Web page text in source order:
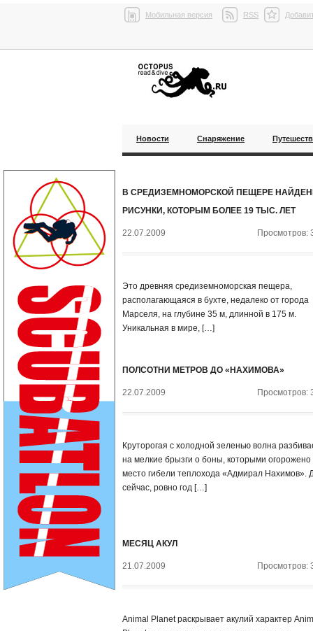
Мобильная версия RSS
Новости Снаряжение
В СРЕДИЗЕМНОМОРСКОЙ ПЕЩЕРЕ
РИСУНКИ, КОТОРЫМ БОЛЕЕ 19 ТЫС. ЛЕТ
22.07.2009 Просмотров:
Это древняя средиземноморская пещера,
располагающаяся в бухте, недалеко от города
Марселя, на глубине 35 м, длинной в 175 м.
Уникальная в мире, […]
ПОЛСОТНИ МЕТРОВ ДО «НАХИМОВА»
22.07.2009 Просмотров:
Круторогая с холодной зеленью волна
на мелкие брызги о боны, которыми огорожено
место гибели теплохода «Адмирал Нахимов».
сейчас, ровно год […]
МЕСЯЦ АКУЛ
21.07.2009 Просмотров:
Animal Planet раскрывает акулий характер